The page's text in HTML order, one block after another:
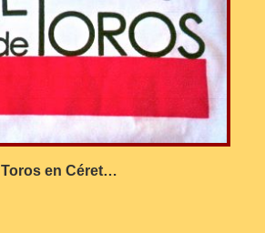
Toros en Céret…